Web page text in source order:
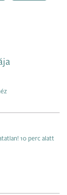
10 perc alatt